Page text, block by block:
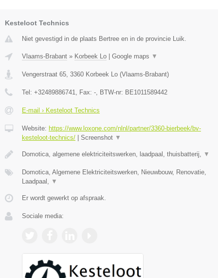
Kesteloot Technics
Niet gevestigd in de plaats Bertree en in de provincie Luik.
Vlaams-Brabant » Korbeek Lo Google maps ▼
Vengerstraat 65 3360 Korbeek Lo (Vlaams-Brabant)
Tel: +32489886741 , Fax: - , BTW-nr: BE1011589442
E-mail › Kesteloot Technics
Website: https://www.loxone.com/nlnl/partner/3360-bierbeek/bv-
kesteloot-technics/
Screenshot ▼
Domotica, algemene elektriciteitswerken, laadpaal, thuisbatterij, ▼
Domotica, Algemene Elektriciteitswerken, Nieuwbouw, Renovatie,
Laadpaal,
▼
Er wordt gewerkt op afspraak.
Sociale media: